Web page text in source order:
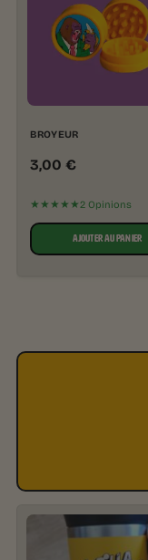
BROYEUR
3,00 €
★★★★★2 Opinions
AJOUTER AU PANIER